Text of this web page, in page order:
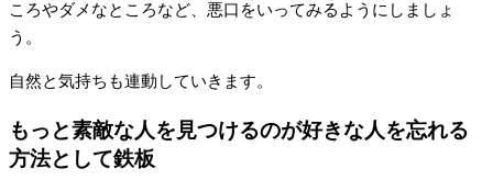
ころやダメなところなど、悪口をいってみるようにしましょ
う。
自然と気持ちも連動していきます。
もっと素敵な人を見つけるのが好きな人を忘れる
方法として鉄板